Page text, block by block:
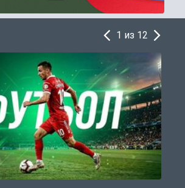
1 из 12